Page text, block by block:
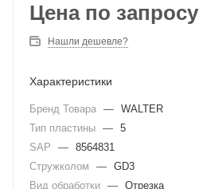
Цена по запросу
Нашли дешевле?
Характеристики
Бренд Товара — WALTER
Тип пластины — 5
SAP
— 8564831
Стружколом
— GD3
Вид обработки — Отрезка